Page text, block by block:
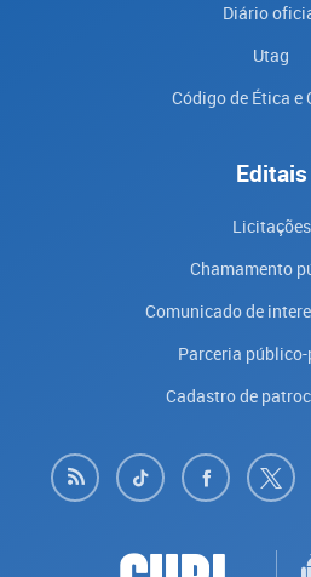
Diário
Utag
Código de Ética e
Editais
Licitações
Chamamento
Comunicado de
Parceria
Cadastro de